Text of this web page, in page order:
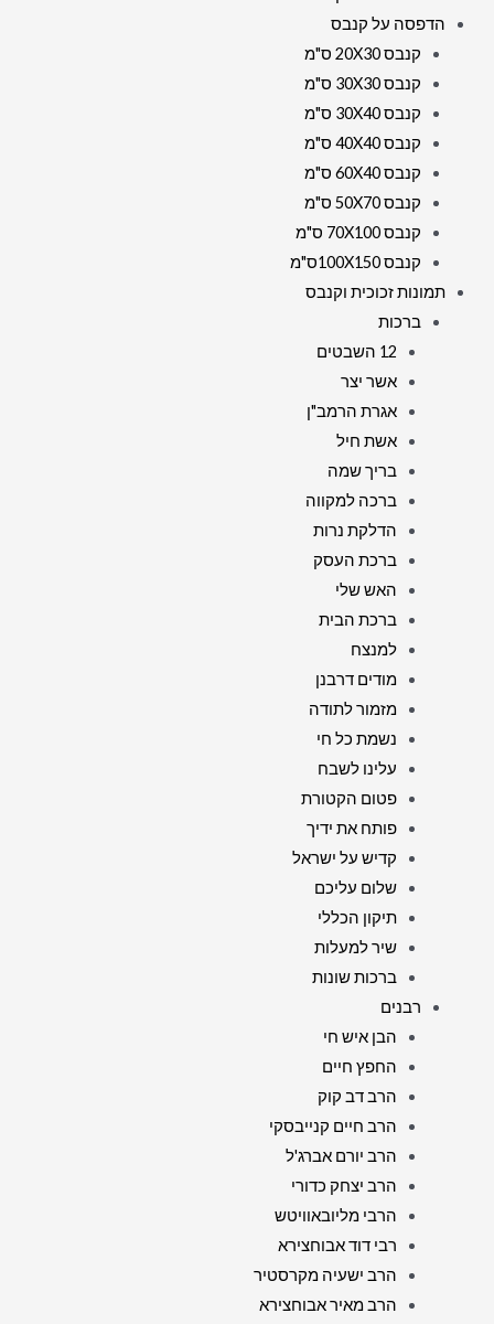
הדפסה על קנבס
קנבס 20X30 ס"מ
קנבס 30X30 ס"מ
קנבס 30X40 ס"מ
קנבס 40X40 ס"מ
קנבס 60X40 ס"מ
קנבס 50X70 ס"מ
קנבס 70X100 ס"מ
קנבס 100X150ס"מ
תמונות זכוכית וקנבס
ברכות
12 השבטים
אשר יצר
אגרת הרמב"ן
אשת חיל
בריך שמה
ברכה למקווה
הדלקת נרות
ברכת העסק
האש שלי
ברכת הבית
למנצח
מודים דרבנן
מזמור לתודה
נשמת כל חי
עלינו לשבח
פטום הקטורת
פותח את ידיך
קדיש על ישראל
שלום עליכם
תיקון הכללי
שיר למעלות
ברכות שונות
רבנים
הבן איש חי
החפץ חיים
הרב דב קוק
הרב חיים קנייבסקי
הרב יורם אברג'ל
הרב יצחק כדורי
הרבי מליובאוויטש
רבי דוד אבוחצירא
הרב ישעיה מקרסטיר
הרב מאיר אבוחצירא